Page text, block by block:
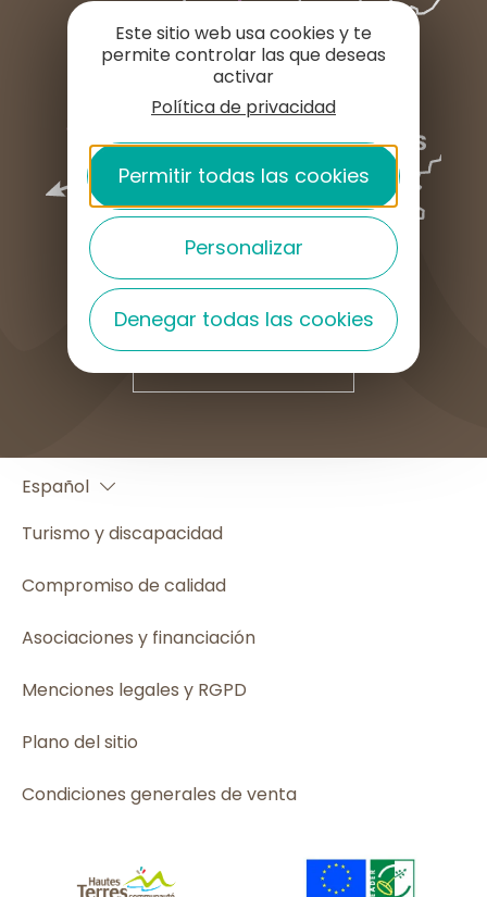
Español
English
Turismo y discapacidad
Compromiso de calidad
Asociaciones y financiación
Menciones legales y RGPD
Plano del sitio
Condiciones generales de venta
Este sitio web usa cookies y te
permite controlar las que deseas
activar
Política de privacidad
Permitir todas las cookies
Personalizar
Denegar todas las cookies